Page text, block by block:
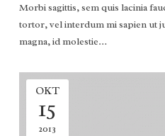
Morbi sagittis, sem quis lacinia
tortor, vel interdum mi sapien ut
magna, id molestie…
OKT
15
2013